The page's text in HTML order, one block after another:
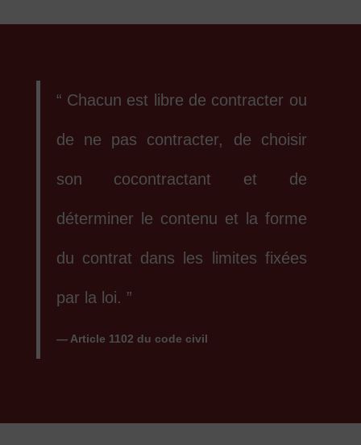
“ Chacun est libre de contracter ou
de ne pas contracter, de choisir
son cocontractant et de
déterminer le contenu et la forme
du contrat dans les limites fixées
par la loi. ”
— Article 1102 du code civil